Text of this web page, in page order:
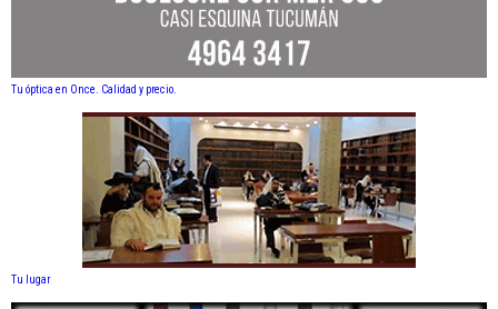
Tu óptica en Once. Calidad y precio.
Tu lugar